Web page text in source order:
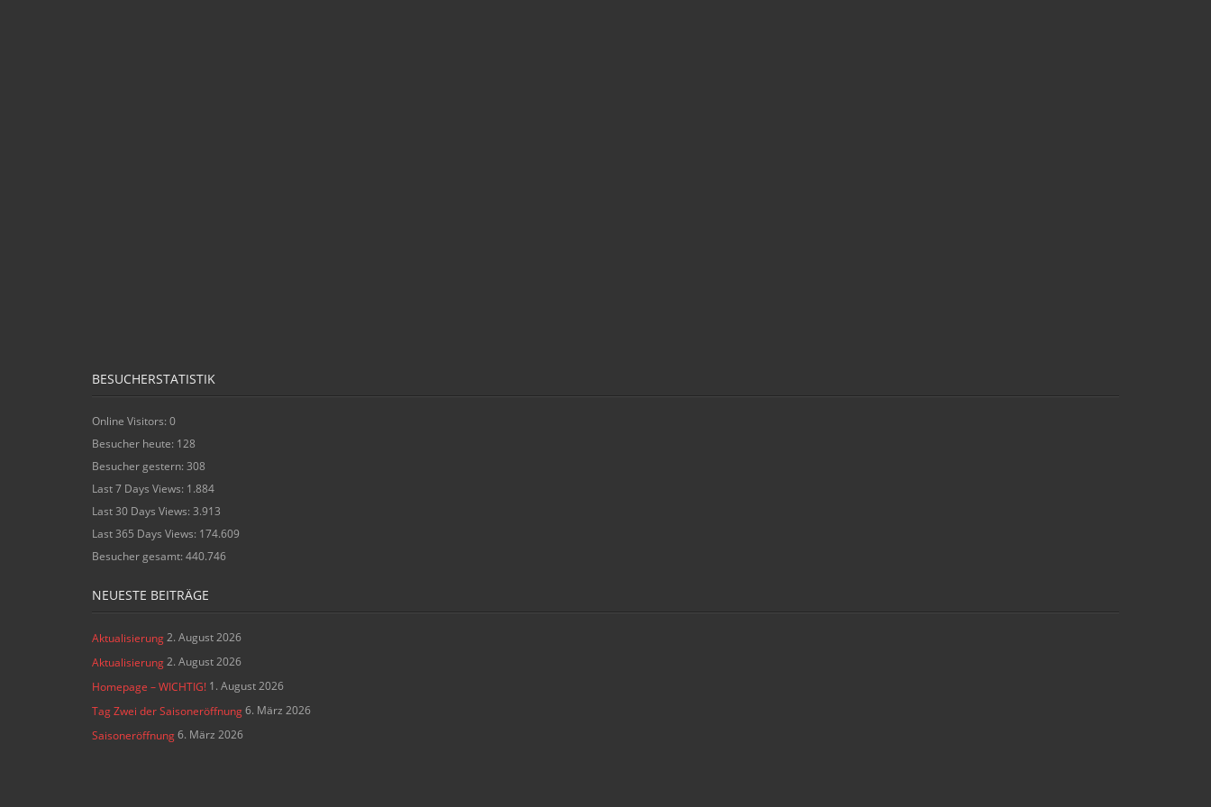
BESUCHERSTATISTIK
Online Visitors: 0
Besucher heute: 128
Besucher gestern: 308
Last 7 Days Views: 1.884
Last 30 Days Views: 3.913
Last 365 Days Views: 174.609
Besucher gesamt: 440.746
NEUESTE BEITRÄGE
Aktualisierung2. August 2026
Aktualisierung2. August 2026
Homepage – WICHTIG! 1. August 2026
Tag Zwei der Saisoneröffnung6. März 2026
Saisoneröffnung6. März 2026